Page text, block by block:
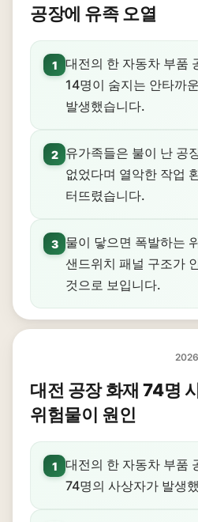
공장에 유족 오열
1
대전의 한 자동차 부품
14명이 숨지는 안타까
발생했습니다.
2
유가족들은 불이 난 공
없었다며 열악한 작업
터뜨렸습니다.
3
물이 닿으면 폭발하는
샌드위치 패널 구조가
것으로 보입니다.
대전 공장 화재 74명
위험물이 원인
1
대전의 한 자동차 부품
74명의 사상자가 발생